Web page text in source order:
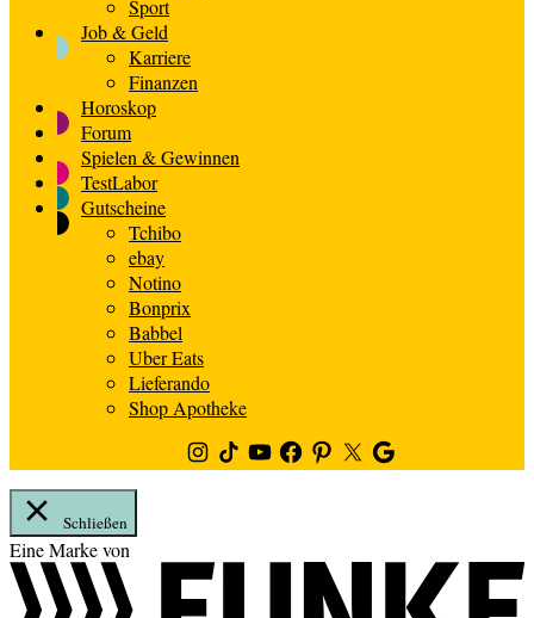
Sport
Job & Geld
Karriere
Finanzen
Horoskop
Forum
Spielen & Gewinnen
TestLabor
Gutscheine
Tchibo
ebay
Notino
Bonprix
Babbel
Uber Eats
Lieferando
Shop Apotheke
Instagram
TikTokYoutubeFacebook
PinterestTwitterGoogle
News
Schließen
Zum
Inhalt
springen
Eine Marke von